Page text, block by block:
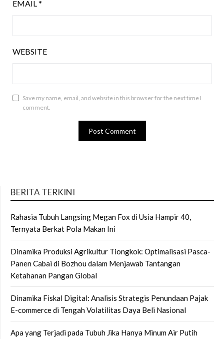
EMAIL *
WEBSITE
Save my name, email, and website in this browser for the next time I
comment.
BERITA TERKINI
Rahasia Tubuh Langsing Megan Fox di Usia Hampir 40,
Ternyata Berkat Pola Makan Ini
Dinamika Produksi Agrikultur Tiongkok: Optimalisasi Pasca-
Panen Cabai di Bozhou dalam Menjawab Tantangan
Ketahanan Pangan Global
Dinamika Fiskal Digital: Analisis Strategis Penundaan Pajak
E-commerce di Tengah Volatilitas Daya Beli Nasional
Apa yang Terjadi pada Tubuh Jika Hanya Minum Air Putih